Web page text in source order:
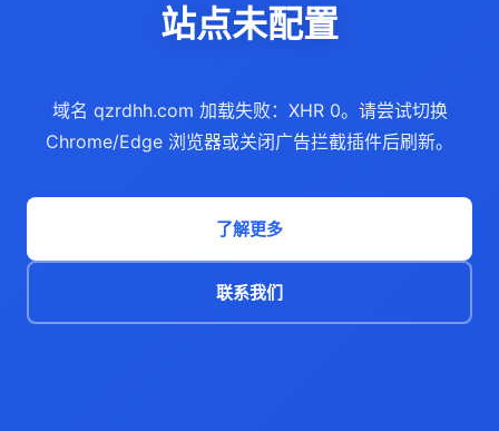
站点未配置
域名 qzrdhh.com 加载失败：XHR 0。请尝试切换
Chrome/Edge 浏览器或关闭广告拦截插件后刷新。
了解更多
联系我们